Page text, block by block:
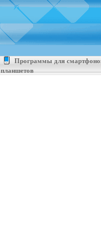
Программы для
планшетов